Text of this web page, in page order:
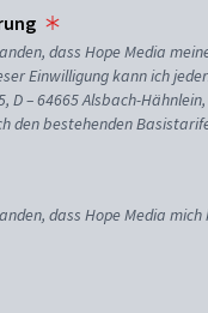
dass Hope Media
Einwilligung kann ich
D – 64665 Alsbach-
den bestehenden
dass Hope Media